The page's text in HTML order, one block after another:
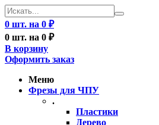
0 шт. на 0 ₽
0 шт. на 0 ₽
В корзину
Оформить заказ
Меню
Фрезы для ЧПУ
.
Пластики
Дерево